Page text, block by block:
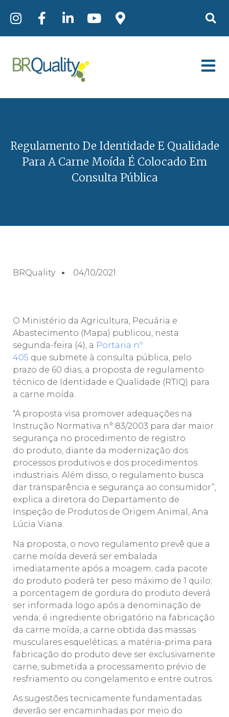
Regulamento De Identidade E Qualidade
Para A Carne Moída É Colocado Em
Consulta Pública
BRQuality 04/10/2021
O Ministério da Agricultura, Pecuária e
Abastecimento (Mapa) publicou, nesta
segunda-feira (4), a Portaria nº
405 que submete à consulta pública, pelo
prazo de 60 dias, a proposta de regulamento
técnico de Identidade e Qualidade (RTIQ) para
a carne moída.
“A proposta visa promover adequações na
Instrução Normativa n° 83/2003 para dar maior
segurança no procedimento de registro
do produto, diante da modernização dos
processos produtivos e dos procedimentos
industriais. Além disso, o regulamento busca
dar transparência e segurança ao consumidor”,
explica a diretora do Departamento de
Inspeção de Produtos de Origem Animal, Ana
Lúcia Viana.
Na proposta, o novo regulamento prevê que a
carne moída deverá ser embalada
imediatamente após a moagem; cada pacote
do produto poderá ter peso máximo de 1 quilo;
a porcentagem de gordura do produto deverá
ser informada logo após a denominação de
venda; é ingrediente obrigatório na fabricação
da carne moída, a carne obtida das massas
musculares esqueléticas; a matéria-prima para
fabricação do produto deve ser exclusivamente
carne, submetida a processamento prévio de
resfriamento ou congelamento e entre outros.
As sugestões tecnicamente fundamentadas
deverão ser encaminhadas por meio do